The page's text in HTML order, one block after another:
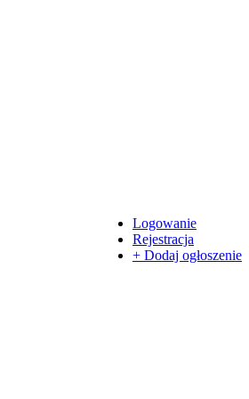
Logowanie
Rejestracja
+ Dodaj ogłoszenie